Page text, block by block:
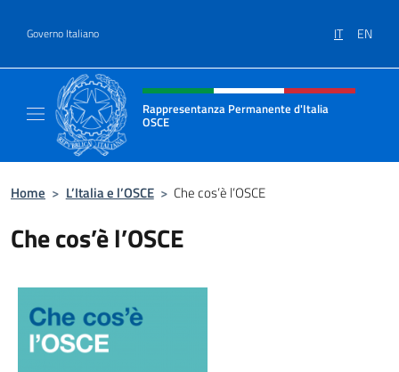
Governo Italiano IT EN
Intestazione sito, social e menù
Rappresentanza Permanente d'Italia
OSCE
Home > L’Italia e l’OSCE > Che cos’è l’OSCE
Che cos’è l’OSCE